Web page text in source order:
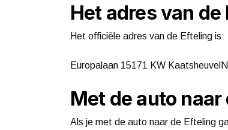
Het adres van de
Het officiële adres van de Efteling is:
Europalaan 15171 KW
Met de auto naar
Als je met de auto naar de Efteling